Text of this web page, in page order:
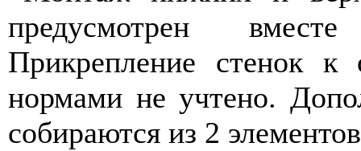
предусмотрен
Прикрепление стенок к
нормами не учтено.
собираются из 2